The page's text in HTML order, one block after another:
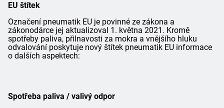
EU štítek
Označení pneumatik EU je povinné ze zákona a
zákonodárce jej aktualizoval 1. května 2021. Kromě
spotřeby paliva, přilnavosti za mokra a vnějšího hluku
odvalování poskytuje nový štítek pneumatik EU informace
o dalších aspektech:
Spotřeba paliva / valivý odpor